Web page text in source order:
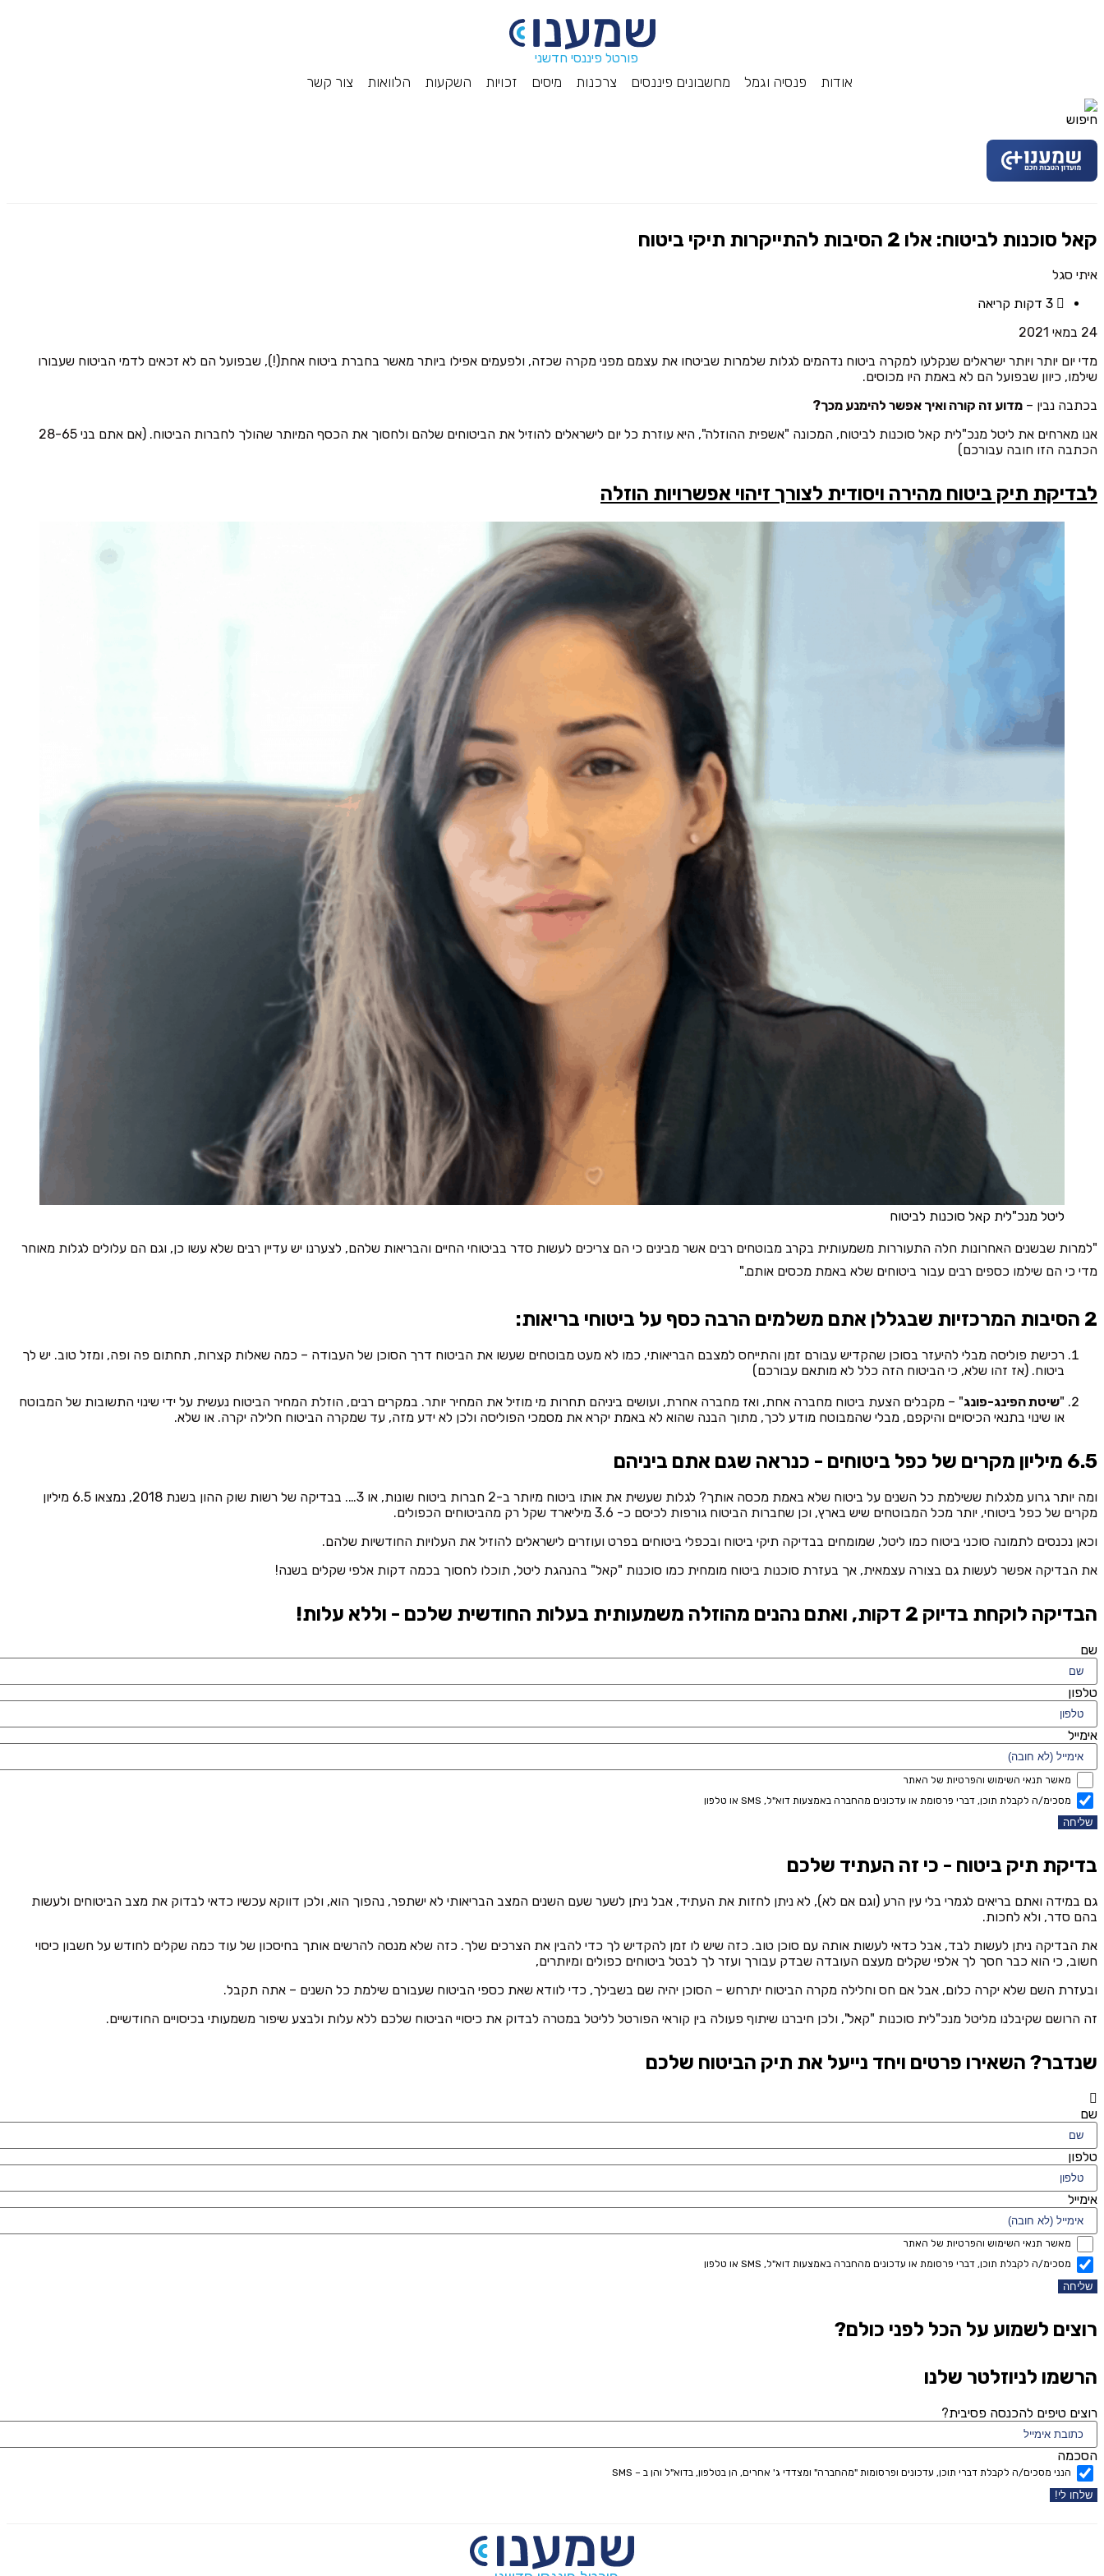
פורטל פיננסי חדשני
אודות פנסיה וגמל מחשבונים פיננסים צרכנות מיסים זכויות השקעות הלוואות צור קשר
קאל סוכנות לביטוח: אלו 2 הסיבות להתייקרות תיקי ביטוח
איתי סגל
3 דקות קריאה
24 במאי 2021
מדי יום יותר ויותר ישראלים שנקלעו למקרה ביטוח נדהמים לגלות שלמרות שביטחו את עצמם מפני מקרה שכזה, ולפעמים אפילו ביותר מאשר בחברת ביטוח אחת(!), שבפועל הם לא זכאים לדמי הביטוח שעבורו
שילמו, כיוון שבפועל הם לא באמת היו מכוסים.
בכתבה נבין – מדוע זה קורה ואיך אפשר להימנע מכך?
אנו מארחים את ליטל מנכ"לית קאל סוכנות לביטוח, המכונה "אשפית ההוזלה", היא עוזרת כל יום לישראלים להוזיל את הביטוחים שלהם ולחסוך את הכסף המיותר שהולך לחברות הביטוח.
(אם אתם בני 28-65
הכתבה הזו חובה עבורכם)
לבדיקת תיק ביטוח מהירה ויסודית לצורך זיהוי אפשרויות הוזלה
ליטל מנכ"לית קאל סוכנות לביטוח
"למרות שבשנים האחרונות חלה התעוררות משמעותית בקרב מבוטחים רבים אשר מבינים כי הם צריכים לעשות סדר בביטוחי החיים והבריאות שלהם, לצערנו יש עדיין רבים שלא עשו כן, וגם הם עלולים לגלות מאוחר
מדי כי הם שילמו כספים רבים עבור ביטוחים שלא באמת מכסים אותם."
2 הסיבות המרכזיות שבגללן אתם משלמים הרבה כסף על ביטוחי בריאות:
רכישת פוליסה מבלי להיעזר בסוכן שהקדיש עבורם זמן והתייחס למצבם הבריאותי, כמו לא מעט מבוטחים שעשו את הביטוח דרך הסוכן של העבודה – כמה שאלות קצרות, תחתום פה ופה, ומזל טוב. יש לך
ביטוח. (אז זהו שלא, כי הביטוח הזה כלל לא מותאם עבורכם)
"שיטת הפינג-פונג" – מקבלים הצעת ביטוח מחברה אחת, ואז מחברה אחרת, ועושים ביניהם תחרות מי מוזיל את המחיר יותר. במקרים רבים, הוזלת המחיר הביטוח נעשית על ידי שינוי התשובות של המבוטח
או שינוי בתנאי הכיסויים והיקפם, מבלי שהמבוטח מודע לכך, מתוך הבנה שהוא לא באמת יקרא את מסמכי הפוליסה ולכן לא ידע מזה, עד שמקרה הביטוח חלילה יקרה. או שלא.
6.5 מיליון מקרים של כפל ביטוחים - כנראה שגם אתם ביניהם
ומה יותר גרוע מלגלות ששילמת כל השנים על ביטוח שלא באמת מכסה אותך? לגלות שעשית את אותו ביטוח מיותר ב-2 חברות ביטוח שונות, או 3…. בבדיקה של רשות שוק ההון בשנת 2018, נמצאו 6.5 מיליון
מקרים של כפל ביטוחי, יותר מכל המבוטחים שיש בארץ, וכן שחברות הביטוח גורפות לכיסם כ- 3.6 מיליארד שקל רק מהביטוחים הכפולים.
וכאן נכנסים לתמונה סוכני ביטוח כמו ליטל, שמומחים בבדיקה תיקי ביטוח ובכפלי ביטוחים בפרט ועוזרים לישראלים להוזיל את העלויות החודשיות שלהם.
את הבדיקה אפשר לעשות גם בצורה עצמאית, אך בעזרת סוכנות ביטוח מומחית כמו סוכנות "קאל" בהנהגת ליטל, תוכלו לחסוך בכמה דקות אלפי שקלים בשנה!
הבדיקה לוקחת בדיוק 2 דקות, ואתם נהנים מהוזלה משמעותית בעלות החודשית שלכם - וללא עלות!
שם
טלפון
אימייל
מאשר תנאי השימוש והפרטיות של האתר
מסכימ/ה לקבלת תוכן, דברי פרסומת או עדכונים מהחברה באמצעות דוא"ל, SMS או טלפון
שליחה
בדיקת תיק ביטוח - כי זה העתיד שלכם
גם במידה ואתם בריאים לגמרי בלי עין הרע (וגם אם לא), לא ניתן לחזות את העתיד, אבל ניתן לשער שעם השנים המצב הבריאותי לא ישתפר, נהפוך הוא, ולכן דווקא עכשיו כדאי לבדוק את מצב הביטוחים ולעשות
בהם סדר, ולא לחכות.
את הבדיקה ניתן לעשות לבד, אבל כדאי לעשות אותה עם סוכן טוב. כזה שיש לו זמן להקדיש לך כדי להבין את הצרכים שלך. כזה שלא מנסה להרשים אותך בחיסכון של עוד כמה שקלים לחודש על חשבון כיסוי
חשוב, כי הוא כבר חסך לך אלפי שקלים מעצם העובדה שבדק עבורך ועזר לך לבטל ביטוחים כפולים ומיותרים,
ובעזרת השם שלא יקרה כלום, אבל אם חס וחלילה מקרה הביטוח יתרחש – הסוכן יהיה שם בשבילך, כדי לוודא שאת כספי הביטוח שעבורם שילמת כל השנים – אתה תקבל.
זה הרושם שקיבלנו מליטל מנכ"לית סוכנות "קאל", ולכן חיברנו שיתוף פעולה בין קוראי הפורטל לליטל במטרה לבדוק את כיסויי הביטוח שלכם ללא עלות ולבצע שיפור משמעותי בכיסויים החודשיים.
שנדבר? השאירו פרטים ויחד נייעל את תיק הביטוח שלכם
שם
טלפון
אימייל
מאשר תנאי השימוש והפרטיות של האתר
מסכימ/ה לקבלת תוכן, דברי פרסומת או עדכונים מהחברה באמצעות דוא"ל, SMS או טלפון
שליחה
רוצים לשמוע על הכל לפני כולם?
הרשמו לניוזלטר שלנו
רוצים טיפים להכנסה פסיבית?
הסכמה
הנני מסכים/ה לקבלת דברי תוכן, עדכונים ופרסומות "מהחברה" ומצדדי ג' אחרים, הן בטלפון, בדוא"ל והן ב – SMS
שלחו לי!
חיפוש